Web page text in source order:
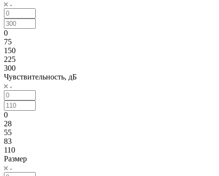
0
75
150
225
300
Чувствительность, дБ
0
28
55
83
110
Размер